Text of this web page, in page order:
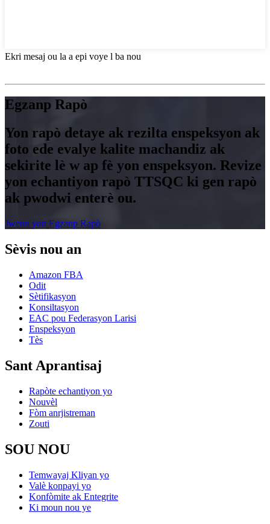
Ekri mesaj ou la a epi voye l ba nou
Egzanp Rapò
Yon rapò detaye ak rezilta enspeksyon ak
foto ede evalye kalite machandiz ak
sekirite lè w ap fè yon enspeksyon. Revize
yon echantiyon rapò TTSQC ki gen rapò
ak pwodwi enterè ou.
Jwenn yon Egzanp Rapò
Sèvis nou an
Amazon FBA
Odit
Sètifikasyon
Konsiltasyon
EAC pou Federasyon Larisi
Enspeksyon
Tès
Sant Aprantisaj
Rapòte echantiyon yo
Nouvèl
Fòm anrjistreman
Zouti
SOU NOU
Temwayaj Kliyan yo
Valè konpayi yo
Konfòmite ak Entegrite
Ki moun nou ye